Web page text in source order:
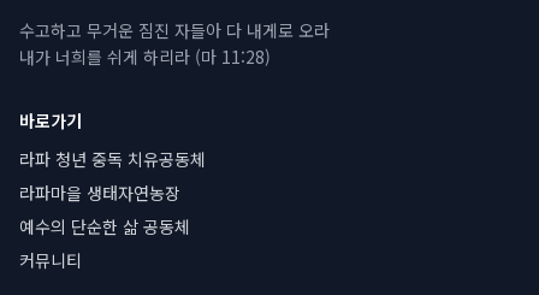
수고하고 무거운 짐진 자들아 다 내게로 오라
내가 너희를 쉬게 하리라 (마 11:28)
바로가기
라파 청년 중독 치유공동체
라파마을 생태자연농장
예수의 단순한 삶 공동체
커뮤니티